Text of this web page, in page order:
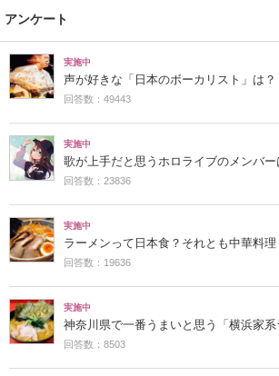
アンケート
実施中
声が好きな「日本のボーカリスト」は？
回答数：49443
実施中
歌が上手だと思うホロライブのメンバー
回答数：23836
実施中
ラーメンって日本食？それとも中華料理
回答数：19636
実施中
神奈川県で一番うまいと思う「横浜家
回答数：8503